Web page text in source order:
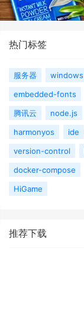
热门标签
服务器 windows
embedded-fonts
腾讯云
node.js
harmonyos
ide
version-control
docker-compose
HiGame
推荐下载